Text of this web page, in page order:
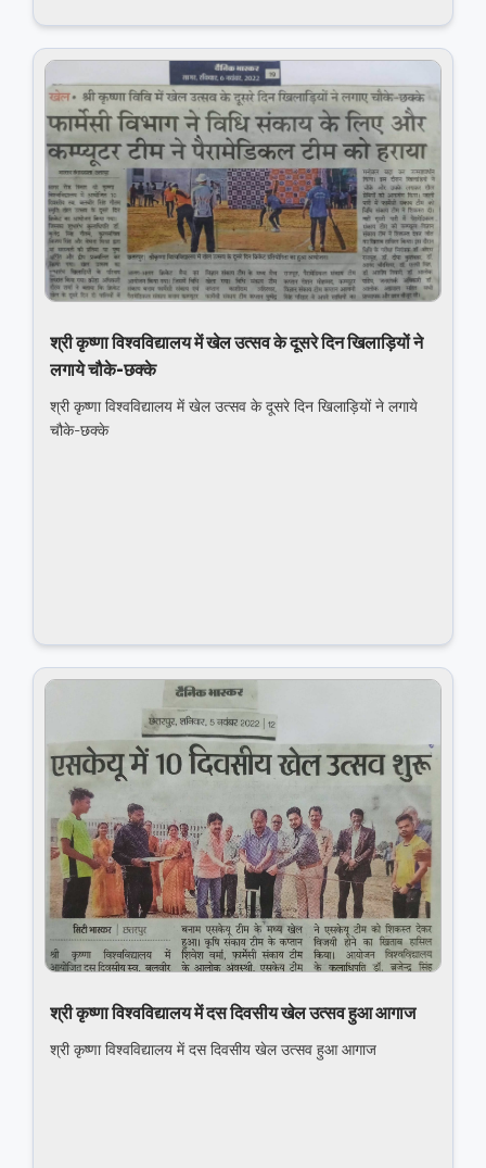
श्री कृष्णा विश्वविद्यालय में खेल उत्‍सव के दूसरे दिन खिलाड़ियों ने
लगाये चौके-छक्‍के
श्री कृष्णा विश्वविद्यालय में खेल उत्‍सव के दूसरे दिन खिलाड़ियों ने लगाये
चौके-छक्‍के
श्री कृष्णा विश्वविद्यालय में दस दिवसीय खेल उत्‍सव हुआ आगाज
श्री कृष्णा विश्वविद्यालय में दस दिवसीय खेल उत्‍सव हुआ आगाज